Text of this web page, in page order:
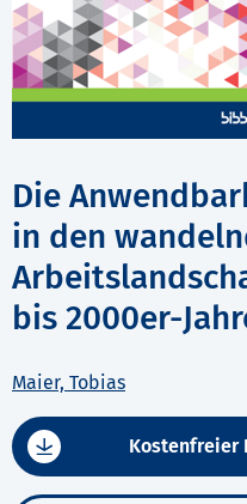
Die
in den
bis 2000er-
Maier, Tobias
Kostenfreier